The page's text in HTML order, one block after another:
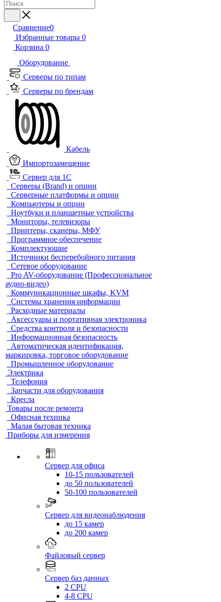
Сравнение0
Избранные товары 0
Корзина 0
Оборудование
Серверы по типам
Серверы по брендам
Кабель
Импортозамещение
Сервер для 1С
Серверы (Brand) и опции
Серверные платформы и опции
Компьютеры и опции
Ноутбуки и планшетные устройства
Мониторы, телевизоры
Принтеры, сканеры, МФУ
Программное обеспечение
Комплектующие
Источники бесперебойного питания
Сетевое оборудование
Pro AV-оборудование (Профессиональное
аудио-видео)
Коммуникационные шкафы, KVM
Системы хранения информации
Расходные материалы
Аксессуары и портативная электроника
Средства контроля и безопасности
Информационная безопасность
Автоматическая идентификация,
маркировка, торговое оборудование
Промышленное оборудование
Электрика
Телефония
Запчасти для оборудования
Кресла
Товары после ремонта
Офисная техника
Малая бытовая техника
Приборы для измерения
Сервер для офиса
10-15 пользователей
до 50 пользователей
50-100 пользователей
Сервер для видеонаблюдения
до 15 камер
до 200 камер
Файловый сервер
Сервер баз данных
2 CPU
4-8 CPU